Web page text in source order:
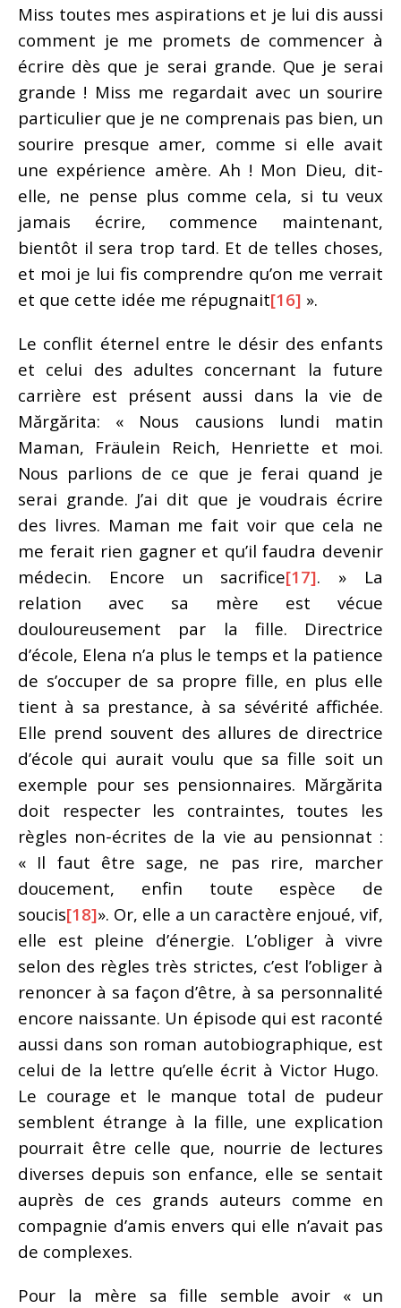
Miss toutes mes aspirations et je lui dis aussi
comment je me promets de commencer à
écrire dès que je serai grande. Que je serai
grande ! Miss me regardait avec un sourire
particulier que je ne comprenais pas bien, un
sourire presque amer, comme si elle avait
une expérience amère. Ah ! Mon Dieu, dit-
elle, ne pense plus comme cela, si tu veux
jamais écrire, commence maintenant,
bientôt il sera trop tard. Et de telles choses,
et moi je lui fis comprendre qu’on me verrait
et que cette idée me répugnait[16] ».
Le conflit éternel entre le désir des enfants
et celui des adultes concernant la future
carrière est présent aussi dans la vie de
Mărgărita: « Nous causions lundi matin
Maman, Fräulein Reich, Henriette et moi.
Nous parlions de ce que je ferai quand je
serai grande. J’ai dit que je voudrais écrire
des livres. Maman me fait voir que cela ne
me ferait rien gagner et qu’il faudra devenir
médecin. Encore un sacrifice[17]. » La
relation avec sa mère est vécue
douloureusement par la fille. Directrice
d’école, Elena n’a plus le temps et la patience
de s’occuper de sa propre fille, en plus elle
tient à sa prestance, à sa sévérité affichée.
Elle prend souvent des allures de directrice
d’école qui aurait voulu que sa fille soit un
exemple pour ses pensionnaires. Mărgărita
doit respecter les contraintes, toutes les
règles non-écrites de la vie au pensionnat :
« Il faut être sage, ne pas rire, marcher
doucement, enfin toute espèce de
soucis[18]». Or, elle a un caractère enjoué, vif,
elle est pleine d’énergie. L’obliger à vivre
selon des règles très strictes, c’est l’obliger à
renoncer à sa façon d’être, à sa personnalité
encore naissante. Un épisode qui est raconté
aussi dans son roman autobiographique, est
celui de la lettre qu’elle écrit à Victor Hugo.
Le courage et le manque total de pudeur
semblent étrange à la fille, une explication
pourrait être celle que, nourrie de lectures
diverses depuis son enfance, elle se sentait
auprès de ces grands auteurs comme en
compagnie d’amis envers qui elle n’avait pas
de complexes.
Pour la mère sa fille semble avoir « un